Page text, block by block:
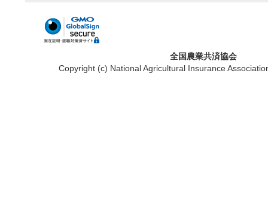
全国農業共済協会
Copyright (c) National Agricultural Insurance